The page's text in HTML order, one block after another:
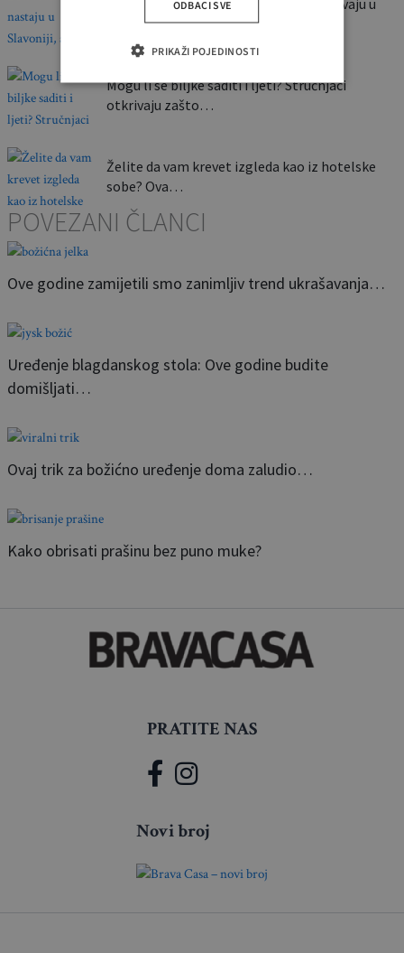
Ovi stolovi nastaju u Slavoniji, a završavaju u
luksuznim domovima…
Mogu li se biljke saditi i ljeti? Stručnjaci
otkrivaju zašto…
Želite da vam krevet izgleda kao iz hotelske
sobe? Ova…
POVEZANI ČLANCI
Ove godine zamijetili smo zanimljiv trend ukrašavanja…
Uređenje blagdanskog stola: Ove godine budite
domišljati…
Ovaj trik za božićno uređenje doma zaludio…
Kako obrisati prašinu bez puno muke?
PRATITE NAS
Novi broj
ODBACI SVE
PRIKAŽI POJEDINOSTI